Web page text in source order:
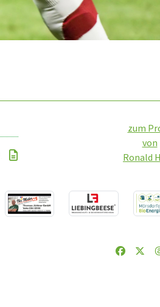
zum
von
Ronald